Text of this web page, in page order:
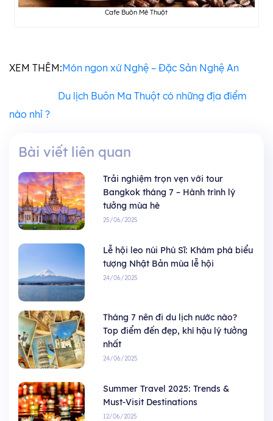
Cafe Buôn Mê Thuột
XEM THÊM:Món ngon xứ Nghệ – Đặc Sản Nghệ An
Du lịch Buôn Ma Thuột có những địa điểm
nào nhỉ ?
Bài viết liên quan
Trải nghiệm trọn vẹn với tour
Bangkok tháng 7 – Hành trình lý
tưởng mùa hè
25/06/2025
Lễ hội leo núi Phú Sĩ: Khám phá biểu
tượng Nhật Bản mùa lễ hội
24/06/2025
Tháng 7 nên đi du lịch nước nào?
Top điểm đến đẹp, khí hậu lý tưởng
nhất
24/06/2025
Summer Travel 2025: Trends &
Must-Visit Destinations
12/06/2025